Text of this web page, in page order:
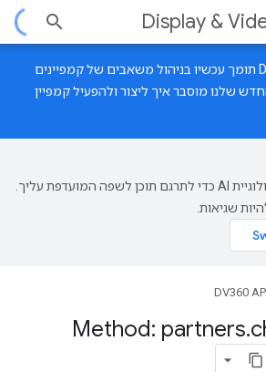
Display &
‫Display & Video 360 API תומך עכשיו בניהול משאבים של קמפיינים
שלנו מוסבר איך ליצור ולהפעיל קמפיין
‫Google משתמשת בטכנולוגיית AI כדי לתרגם תוכן לשפה המועדפת עליך.
שגיאות.
DV360
Method: partners.